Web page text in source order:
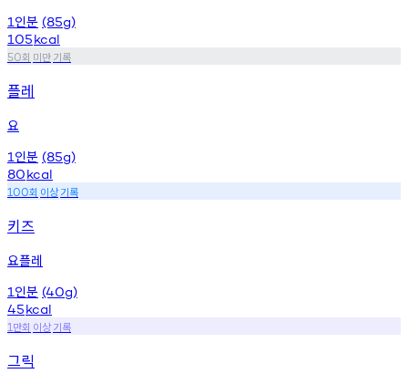
1 인분 (85g)
105kcal
50회 미만기록
플레
요
1 인분 (85g)
80kcal
100회 이상기록
키즈
요플레
1 인분 (40g)
45kcal
1 만회 이상기록
그릭